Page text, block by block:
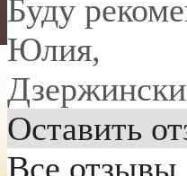
Буду
Юлия,
Оставить
Все отзывы